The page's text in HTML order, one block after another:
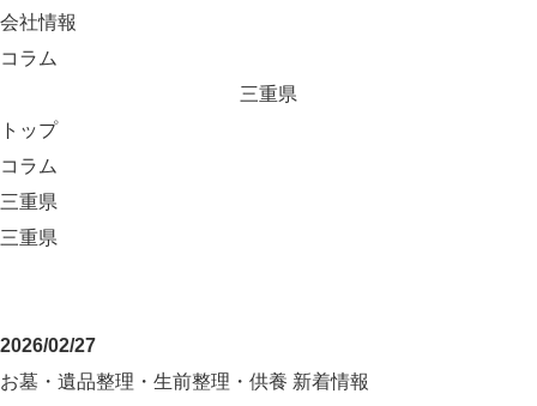
会社情報
コラム
三重県
トップ
コラム
三重県
三重県
2026/02/27
お墓・遺品整理・生前整理・供養 新着情報